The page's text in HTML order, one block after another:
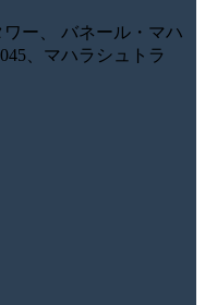
ー、 バネール・マハ
、マハラシュトラ